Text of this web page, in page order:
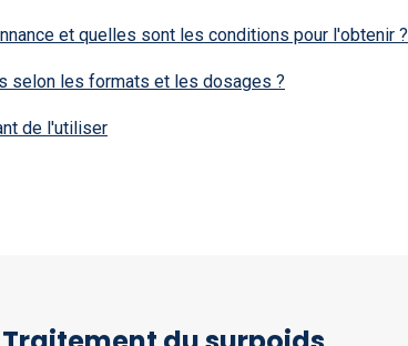
et quelles sont les conditions pour l'obtenir ?
selon les formats et les dosages ?
de l'utiliser